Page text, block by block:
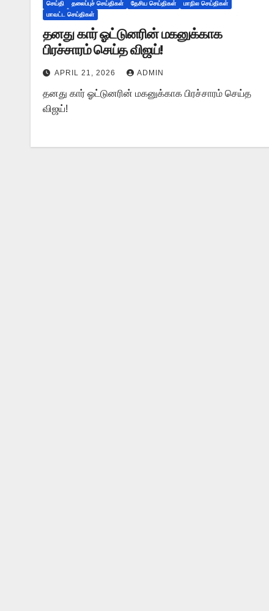
செய்தி தலைப்புச் செய்திகள் தேசிய செய்திகள்
மாநில செய்திகள்
மாவட்ட செய்திகள்
தனது கார் ஓட்டுனரின் மகனுக்காக
பிரச்சாரம் செய்த விஜய்!
APRIL 21, 2026 ADMIN
தனது கார் ஓட்டுனரின் மகனுக்காக பிரச்சாரம் செய்த
விஜய்!